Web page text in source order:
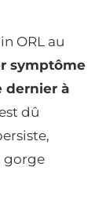
ORL au
symptôme
dernier à
dû
gorge